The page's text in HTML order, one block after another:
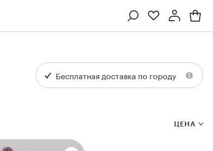
Профиль
Бесплатная доставка по городу
ЦЕНА